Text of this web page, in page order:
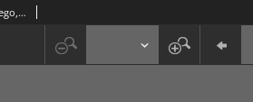
Dziennik Urzędowy Województwa Sandomierskiego, 1822, nr 25